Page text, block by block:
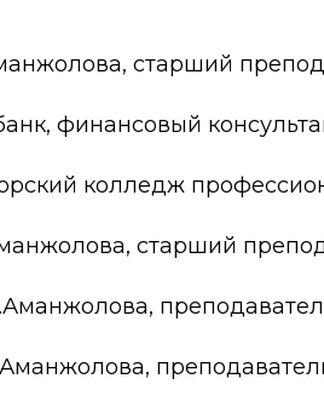
КАСУ старший
финансовый
колледж
старший